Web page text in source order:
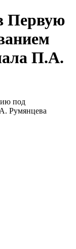
Первую
П.А.
под
Румянцева